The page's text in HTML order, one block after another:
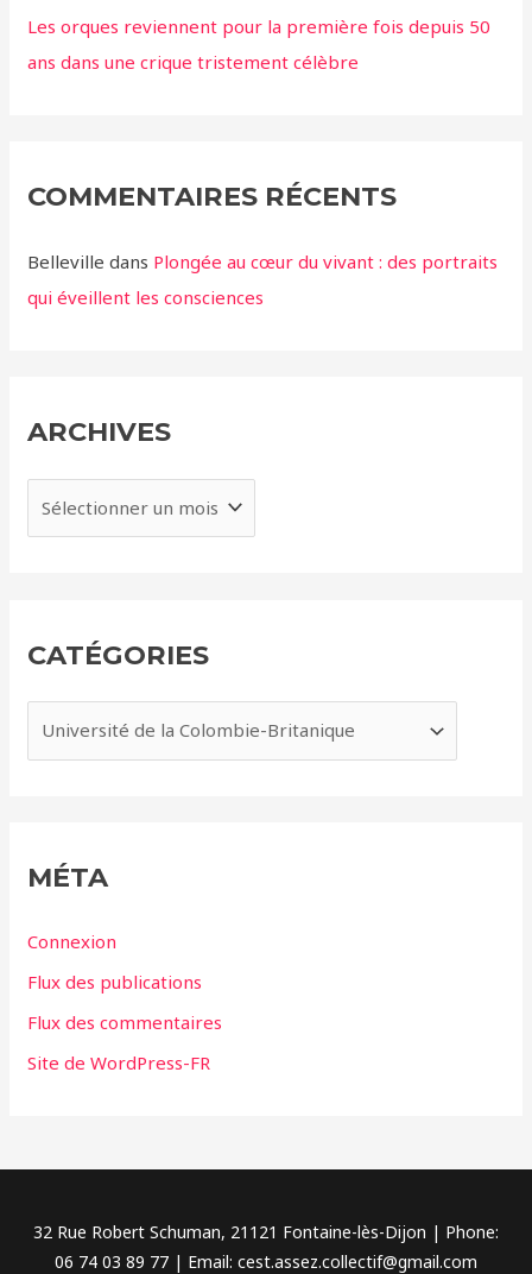
Les orques reviennent pour la première fois depuis 50
ans dans une crique tristement célèbre
COMMENTAIRES RÉCENTS
Belleville dans Plongée au cœur du vivant : des portraits
qui éveillent les consciences
ARCHIVES
r
e
CATÉGORIES
a
r
MÉTA
Connexion
Flux des publications
Flux des commentaires
Site de WordPress-FR
32 Rue Robert Schuman, 21121 Fontaine-lès-Dijon | Phone:
06 74 03 89 77 | Email: cest.assez.collectif@gmail.com